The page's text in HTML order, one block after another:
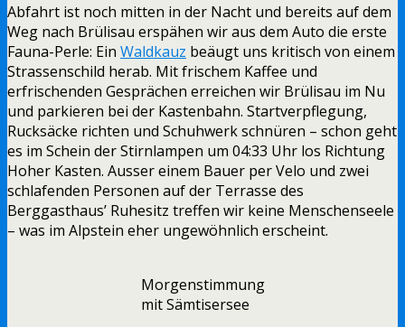
Abfahrt ist noch mitten in der Nacht und bereits auf dem
Weg nach Brülisau erspähen wir aus dem Auto die erste
Fauna-Perle: Ein Waldkauz beäugt uns kritisch von einem
Strassenschild herab. Mit frischem Kaffee und
erfrischenden Gesprächen erreichen wir Brülisau im Nu
und parkieren bei der Kastenbahn. Startverpflegung,
Rucksäcke richten und Schuhwerk schnüren – schon geht
es im Schein der Stirnlampen um 04:33 Uhr los Richtung
Hoher Kasten. Ausser einem Bauer per Velo und zwei
schlafenden Personen auf der Terrasse des
Berggasthaus’ Ruhesitz treffen wir keine Menschenseele
– was im Alpstein eher ungewöhnlich erscheint.
Morgenstimmung
mit Sämtisersee